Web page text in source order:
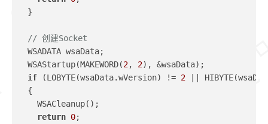
  }
// 创建Socket
  WSADATA wsaData;
  WSAStartup(MAKEWORD(
2, 2), &wsaData);
if (LOBYTE(wsaData.wVersion) != 2 ||
  {
    WSACleanup();
return 0;